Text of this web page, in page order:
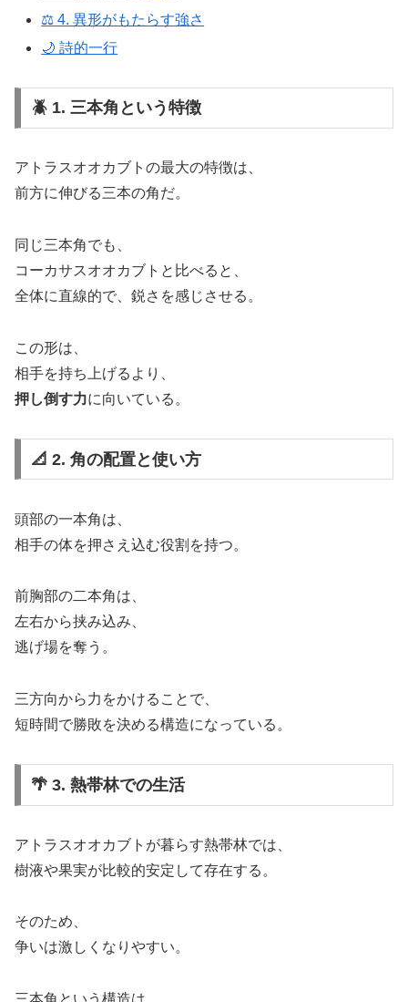
⚖️ 4. 異形がもたらす強さ
🌙 詩的一行
🪲 1. 三本角という特徴
アトラスオオカブトの最大の特徴は、
前方に伸びる三本の角だ。
同じ三本角でも、
コーカサスオオカブトと比べると、
全体に直線的で、鋭さを感じさせる。
この形は、
相手を持ち上げるより、
押し倒す力に向いている。
📐 2. 角の配置と使い方
頭部の一本角は、
相手の体を押さえ込む役割を持つ。
前胸部の二本角は、
左右から挟み込み、
逃げ場を奪う。
三方向から力をかけることで、
短時間で勝敗を決める構造になっている。
🌴 3. 熱帯林での生活
アトラスオオカブトが暮らす熱帯林では、
樹液や果実が比較的安定して存在する。
そのため、
争いは激しくなりやすい。